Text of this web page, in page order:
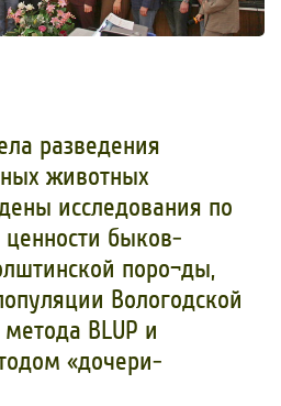
разведения
животных
исследования по
быков-
поро¬ды,
Вологодской
BLUP и
«дочери-